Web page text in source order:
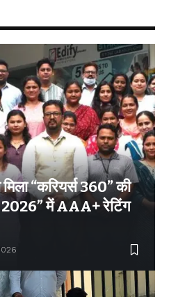
“करियर्स 360” की
में AAA+ रेटिंग